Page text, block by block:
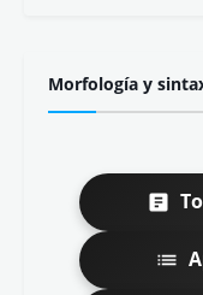
Morfología y